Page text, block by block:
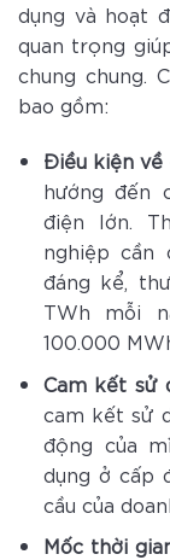
dụng và hoạt
quan trọng
chung chung.
bao gồm:
Điều kiện về
hướng đến
điện lớn.
nghiệp cần
đáng kể,
TWh mỗi
100.000
Cam kết sử
cam kết sử
động của
dụng ở cấp
cầu của
Mốc thời